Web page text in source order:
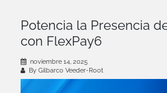
Potencia la Presencia
con FlexPay6
noviembre 14, 2025
By Gilbarco Veeder-Root